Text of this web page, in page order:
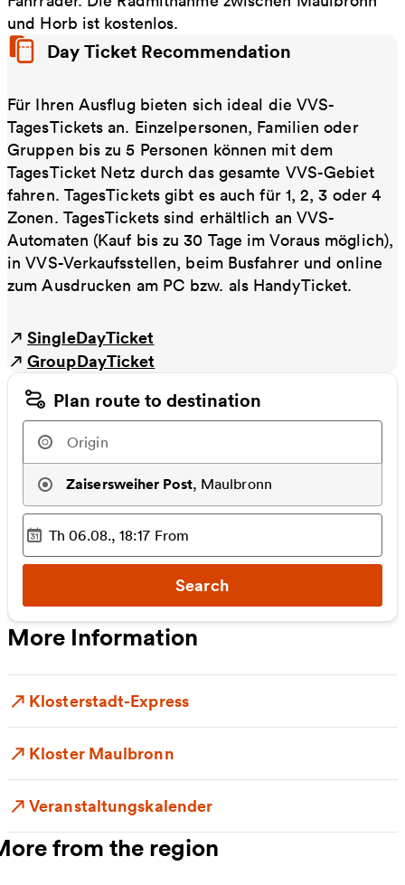
und Horb ist kostenlos.
Day Ticket Recommendation
Für Ihren Ausflug bieten sich ideal die VVS-
TagesTickets an. Einzelpersonen, Familien oder
Gruppen bis zu 5 Personen können mit dem
TagesTicket Netz durch das gesamte VVS-Gebiet
fahren. TagesTickets gibt es auch für 1, 2, 3 oder 4
Zonen. TagesTickets sind erhältlich an VVS-
Automaten (Kauf bis zu 30 Tage im Voraus möglich),
in VVS-Verkaufsstellen, beim Busfahrer und online
zum Ausdrucken am PC bzw. als HandyTicket.
SingleDayTicket
GroupDayTicket
Plan route to destination
Zaisersweiher Post, Maulbronn
Selected time
Th 06.08., 18:17 From
Search
More Information
Klosterstadt-Express
Kloster Maulbronn
Veranstaltungskalender
from the region